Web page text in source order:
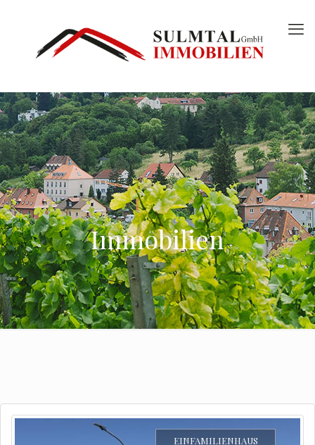
Immobilien
EINFAMILIENHAUS